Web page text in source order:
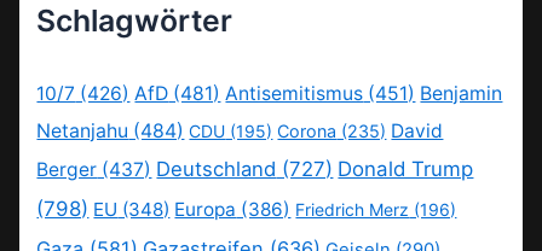
Schlagwörter
10/7 (426) AfD (481) Antisemitismus (451) Benjamin
Netanjahu (484) CDU (195) Corona (235) David
Berger (437) Deutschland (727) Donald Trump
(798) EU (348) Europa (386) Friedrich Merz (196)